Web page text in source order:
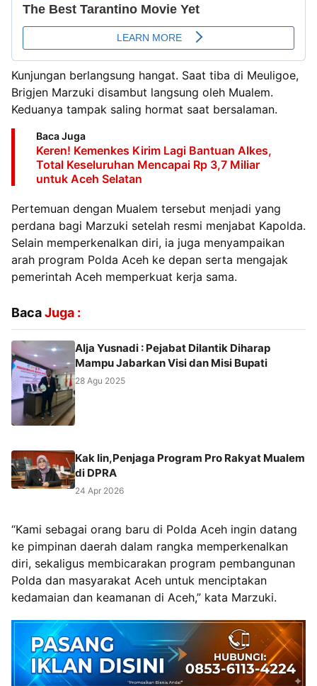
Kunjungan berlangsung hangat. Saat tiba di Meuligoe,
Brigjen Marzuki disambut langsung oleh Mualem.
Keduanya tampak saling hormat saat bersalaman.
Baca Juga
Keren! Kemenkes Kirim Lagi Bantuan Alkes,
Total Keseluruhan Mencapai Rp 3,7 Miliar
untuk Aceh Selatan
Pertemuan dengan Mualem tersebut menjadi yang
perdana bagi Marzuki setelah resmi menjabat Kapolda.
Selain memperkenalkan diri, ia juga menyampaikan
arah program Polda Aceh ke depan serta mengajak
pemerintah Aceh memperkuat kerja sama.
BacaJuga :
Alja Yusnadi : Pejabat Dilantik Diharap
Mampu Jabarkan Visi dan Misi Bupati
28 Agu 2025
Kak Iin,Penjaga Program Pro Rakyat Mualem
di DPRA
24 Apr 2026
“Kami sebagai orang baru di Polda Aceh ingin datang
ke pimpinan daerah dalam rangka memperkenalkan
diri, sekaligus membicarakan program pembangunan
Polda dan masyarakat Aceh untuk menciptakan
kedamaian dan keamanan di Aceh,” kata Marzuki.